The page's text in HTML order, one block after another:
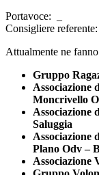
Portavoce: _
Consigliere
Attualmente ne
Gruppo
Associazione
Moncrivello
Associazione
Saluggia
Associazione
Plano Odv –
Associazione